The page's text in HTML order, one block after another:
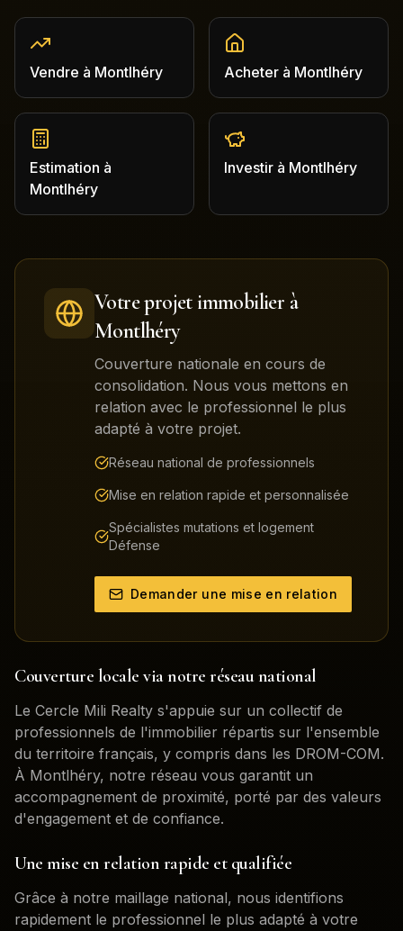
Vendre à Montlhéry Acheter à Montlhéry
Estimation à
Montlhéry
Investir à Montlhéry
Votre projet immobilier à
Montlhéry
Couverture nationale en cours de
consolidation. Nous vous mettons en
relation avec le professionnel le plus
adapté à votre projet.
Réseau national de professionnels
Mise en relation rapide et personnalisée
Spécialistes mutations et logement
Défense
Demander une mise en relation
Couverture locale via notre réseau national
Le Cercle Mili Realty s'appuie sur un collectif de
professionnels de l'immobilier répartis sur l'ensemble
du territoire français, y compris dans les DROM-COM.
À Montlhéry, notre réseau vous garantit un
accompagnement de proximité, porté par des valeurs
d'engagement et de confiance.
Une mise en relation rapide et qualifiée
Grâce à notre maillage national, nous identifions
rapidement le professionnel le plus adapté à votre